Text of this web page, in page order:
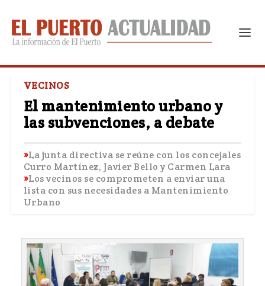
VECINOS
El mantenimiento urbano y
las subvenciones, a debate
La junta directiva se reúne con los concejales
Curro Martínez, Javier Bello y Carmen Lara
Los vecinos se comprometen a enviar una
lista con sus necesidades a Mantenimiento
Urbano